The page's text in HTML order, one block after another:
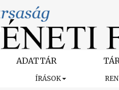
ADATTÁR
ÍRÁSOK